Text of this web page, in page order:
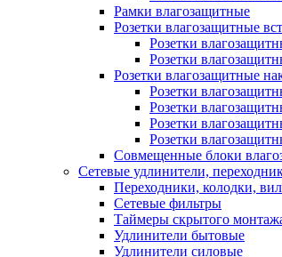
Рамки влагозащитные
Розетки влагозащитные
Розетки
Розетки
Розетки влагозащитные
Розетки
Розетки
Розетки
Розетки
Совмещенные блоки
Сетевые удлинители,
Переходники, колодки,
Сетевые фильтры
Таймеры скрытого
Удлинители бытовые
Удлинители силовые